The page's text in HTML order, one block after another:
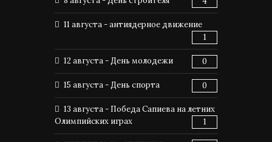
11 августа - антиядерное движение
1
12 августа - День молодежи 0
15 августа - День спорта 0
13 августа - Победа Сапиева на летних
Олимпийских играх
1